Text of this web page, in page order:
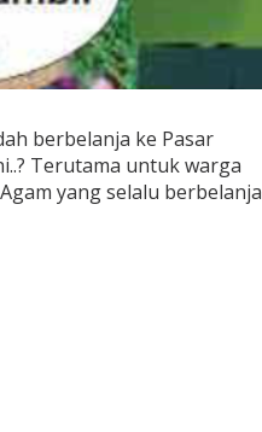
berbelanja ke Pasar
Terutama untuk warga
yang selalu berbelanja